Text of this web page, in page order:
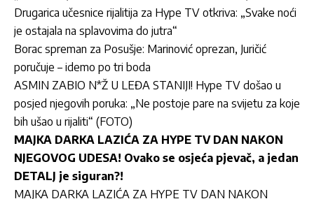
Drugarica učesnice rijalitija za Hype TV otkriva: „Svake noći
je ostajala na splavovima do jutra“
Borac spreman za Posušje: Marinović oprezan, Juričić
poručuje – idemo po tri boda
ASMIN ZABIO N*Ž U LEĐA STANIJI! Hype TV došao u
posjed njegovih poruka: „Ne postoje pare na svijetu za koje
bih ušao u rijaliti“ (FOTO)
MAJKA DARKA LAZIĆA ZA HYPE TV DAN NAKON
NJEGOVOG UDESA! Ovako se osjeća pjevač, a jedan
DETALJ je siguran?!
MAJKA DARKA LAZIĆA ZA HYPE TV DAN NAKON